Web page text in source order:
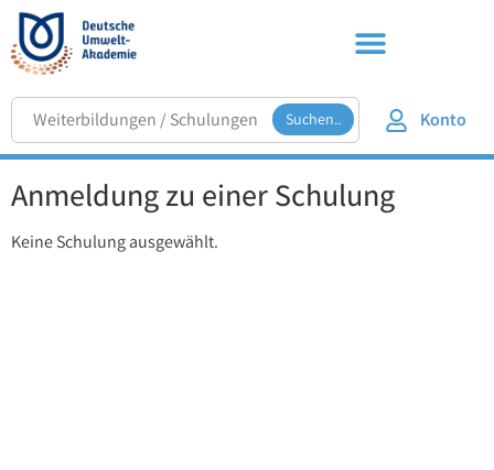
Suchen.. Konto
Anmeldung zu einer Schulung
Keine Schulung ausgewählt.